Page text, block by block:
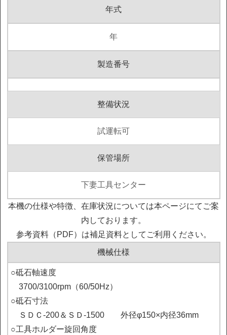
年式
年
製造番号
整備状況
試運転可
保管場所
下妻工具センター
本機の仕様や特徴、在庫状況については本ページにてご案
内しております。
参考資料（PDF）は補足資料としてご利用ください。
機械仕様
○砥石軸速度
3700/3100rpm（60/50Hz）
○砥石寸法
ＳＤＣ-200＆ＳＤ-1500　　外径φ150×内径36mm
○工具ホルダー旋回角度